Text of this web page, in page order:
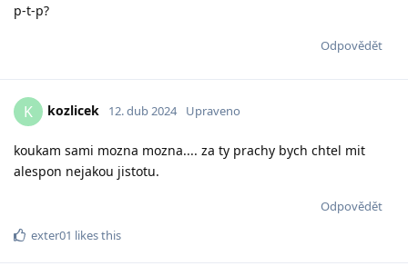
p-t-p?
Odpovědět
K kozlicek 12. dub 2024 Upraveno
koukam sami mozna mozna.... za ty prachy bych chtel mit
alespon nejakou jistotu.
Odpovědět
exter01 likes this